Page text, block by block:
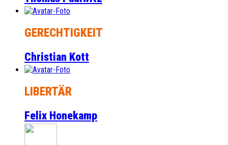
GERECHTIGKEIT
Christian Kott
LIBERTÄR
Felix Honekamp